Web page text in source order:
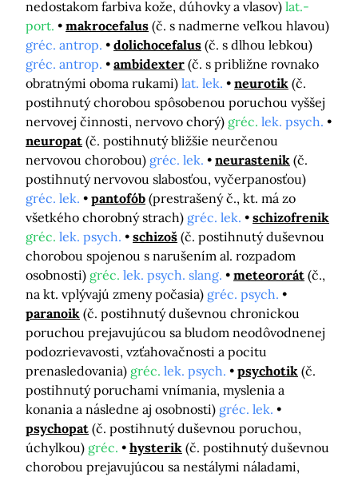
nedostakom farbiva kože, dúhovky a vlasov) lat.-
port.
makrocefalus (č. s nadmerne veľkou hlavou)
gréc. antrop.
dolichocefalus (č. s dlhou lebkou)
gréc. antrop.
ambidexter (č. s približne rovnako
obratnými oboma rukami) lat. lek. neurotik (č.
postihnutý chorobou spôsobenou poruchou vyššej
nervovej činnosti, nervovo chorý) gréc. lek. psych.
neuropat (č. postihnutý bližšie neurčenou
nervovou chorobou) gréc. lek. neurastenik (č.
postihnutý nervovou slabosťou, vyčerpanosťou)
gréc. lek.
pantofób (prestrašený č., kt. má zo
všetkého chorobný strach) gréc. lek.
schizofrenik
gréc. lek. psych. schizoš (č. postihnutý duševnou
chorobou spojenou s narušením al. rozpadom
osobnosti) gréc. lek. psych. slang. meteororát (č.,
na kt. vplývajú zmeny počasia) gréc. psych.
paranoik (č. postihnutý duševnou chronickou
poruchou prejavujúcou sa bludom neodôvodnenej
podozrievavosti, vzťahovačnosti a pocitu
prenasledovania) gréc. lek. psych. psychotik (č.
postihnutý poruchami vnímania, myslenia a
konania a následne aj osobnosti) gréc. lek.
psychopat (č. postihnutý duševnou poruchou,
úchylkou) gréc. hysterik (č. postihnutý duševnou
chorobou prejavujúcou sa nestálymi náladami,